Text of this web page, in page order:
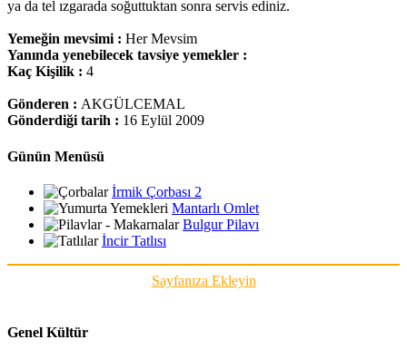
ya da tel ızgarada soğuttuktan sonra servis ediniz.
Yemeğin mevsimi : Her Mevsim
Yanında yenebilecek tavsiye yemekler :
Kaç Kişilik : 4
Gönderen : AKGÜLCEMAL
Gönderdiği tarih : 16 Eylül 2009
Günün Menüsü
İrmik Çorbası 2
Mantarlı Omlet
Bulgur Pilavı
İncir Tatlısı
Sayfanıza Ekleyin
Genel Kültür